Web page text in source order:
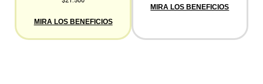
MIRA LOS BENEFICIOS
MIRA LOS BENEFICIOS